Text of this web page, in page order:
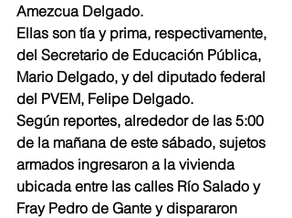
Amezcua Delgado.
Ellas son tía y prima, respectivamente,
del Secretario de Educación Pública,
Mario Delgado, y del diputado federal
del PVEM, Felipe Delgado.
Según reportes, alrededor de las 5:00
de la mañana de este sábado, sujetos
armados ingresaron a la vivienda
ubicada entre las calles Río Salado y
Fray Pedro de Gante y dispararon